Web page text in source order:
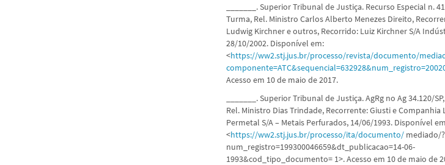
_______. Superior Tribunal de Justiça. Recurso Especial n.
Turma, Rel. Ministro Carlos Alberto Menezes Direito,
Ludwig Kirchner e outros, Recorrido: Luiz Kirchner S/A
28/10/2002. Disponível em:
<https://ww2.stj.jus.br/processo/revista/documento/
Acesso em 10 de maio de 2017.
_______. Superior Tribunal de Justiça. AgRg no Ag 34.120/
Rel. Ministro Dias Trindade, Recorrente: Giusti e Companhia
Permetal S/A – Metais Perfurados, 14/06/1993. Disponível
<https://ww2.stj.jus.br/processo/ita/documento/ mediado/?
num_registro=199300046659&dt_publicacao=14-06-
1993&cod_tipo_documento= 1>. Acesso em 10 de maio de